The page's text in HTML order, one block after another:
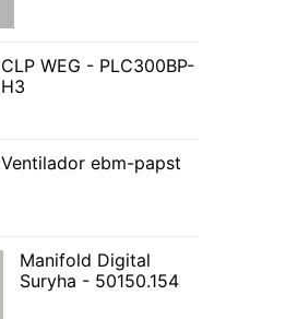
CLP WEG - PLC300BP-
H3
Ventilador ebm-papst
Manifold Digital
Suryha - 50150.154